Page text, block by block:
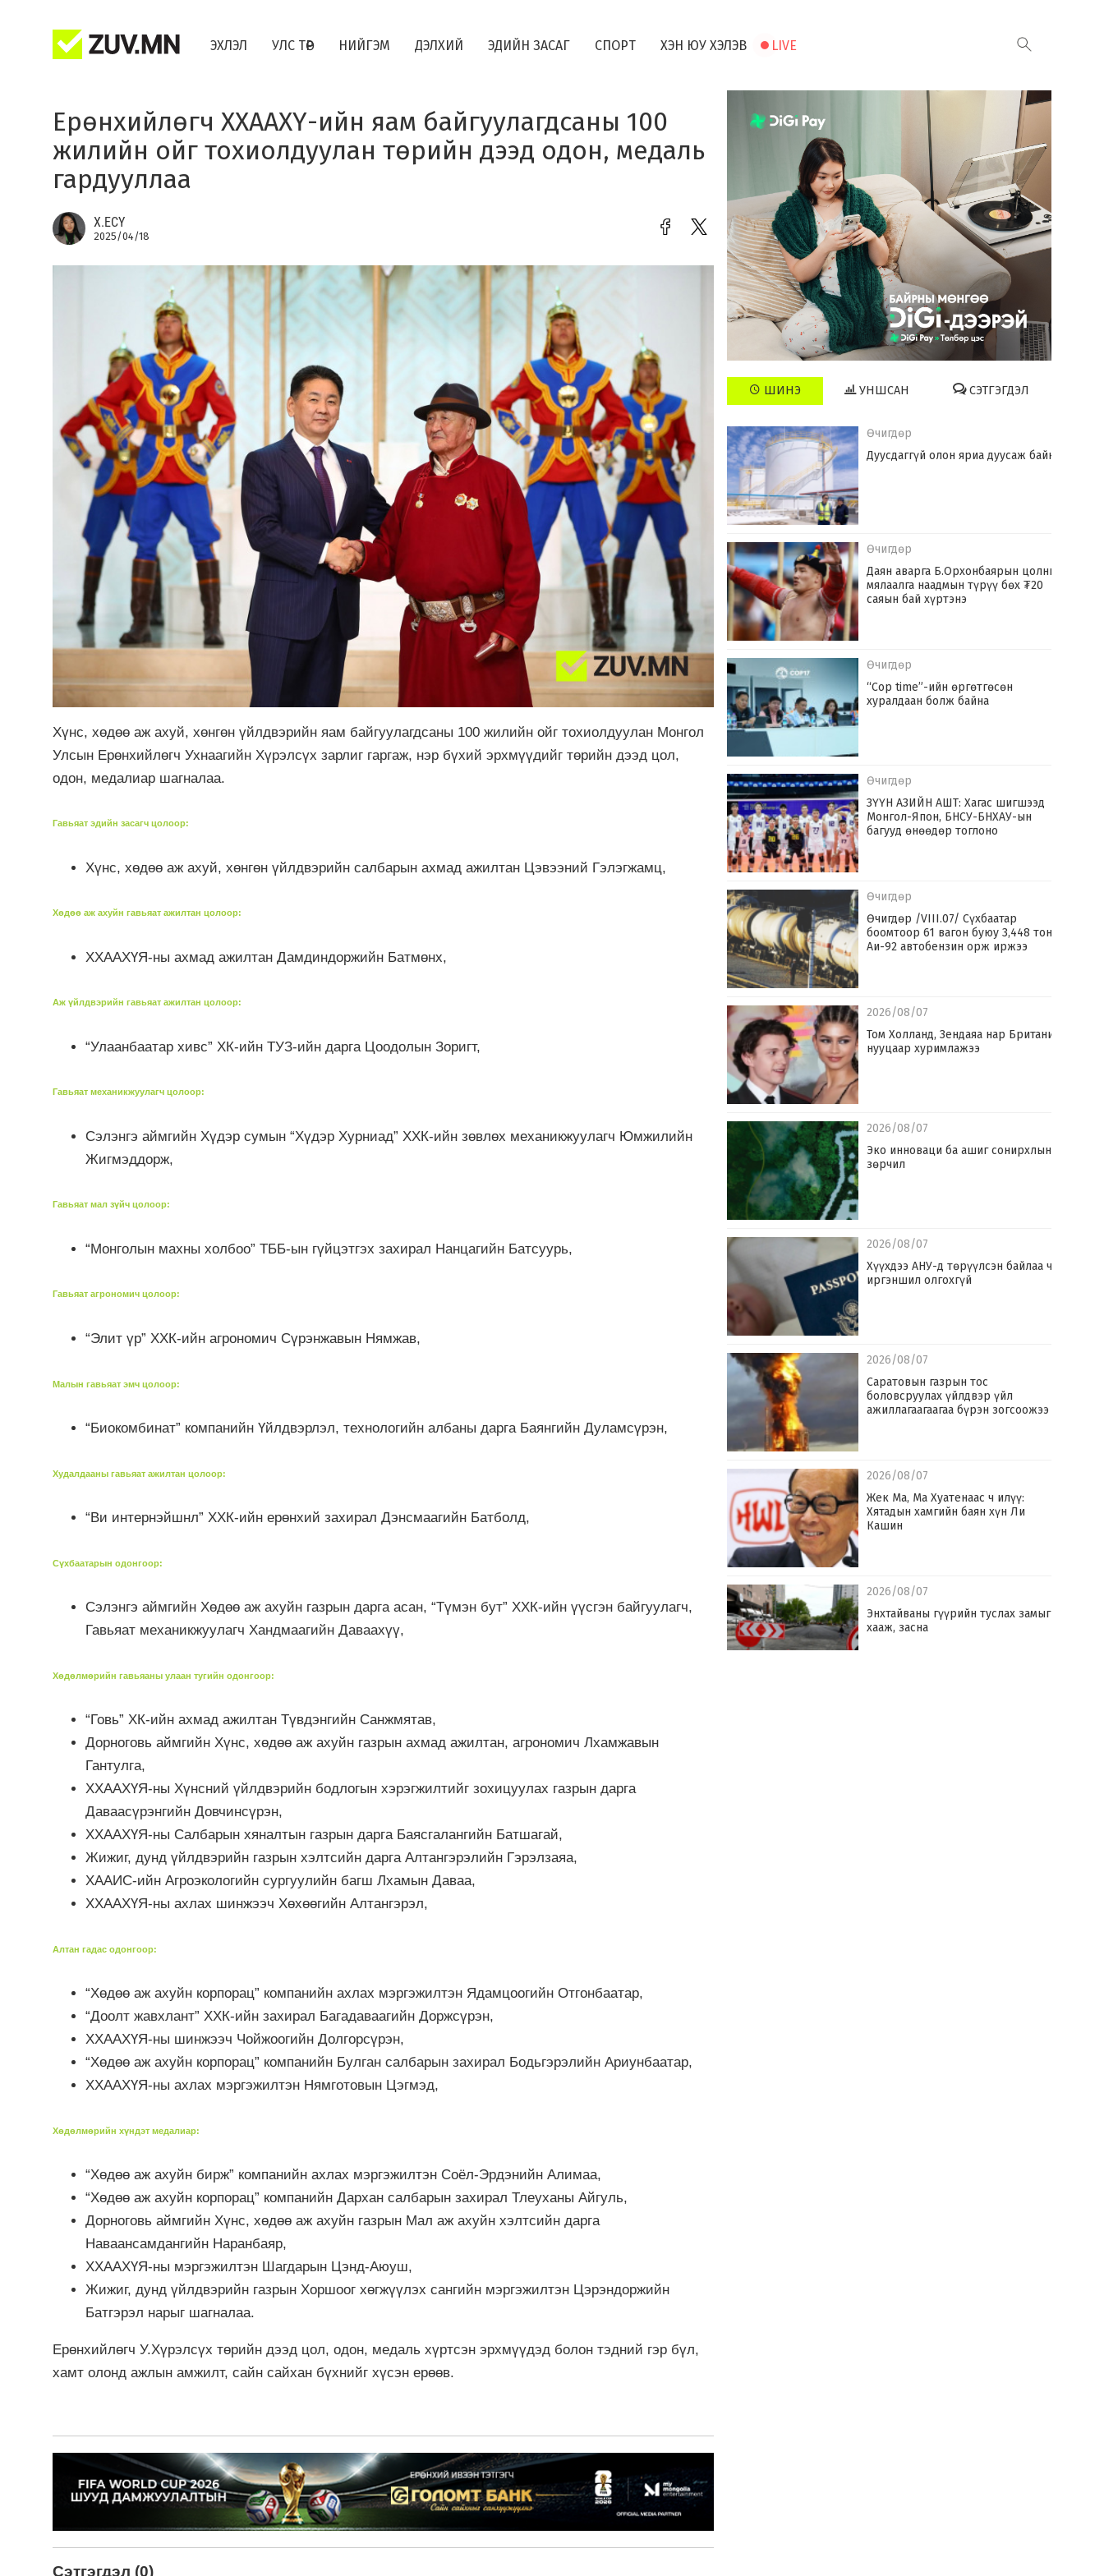
ЭХЛЭЛ УЛС ТӨР НИЙГЭМ ДЭЛХИЙ ЭДИЙН ЗАСАГ СПОРТ ХЭН ЮУ ХЭЛЭВ LIVE
Ерөнхийлөгч ХХААХҮ-ийн яам байгуулагдсаны 100
жилийн ойг тохиолдуулан төрийн дээд одон, медаль
гардууллаа
Х.ЕСҮ
2025/04/18
Хүнс, хөдөө аж ахуй, хөнгөн үйлдвэрийн яам байгуулагдсаны 100 жилийн ойг тохиолдуулан Монгол
Улсын Ерөнхийлөгч Ухнаагийн Хүрэлсүх зарлиг гаргаж, нэр бүхий эрхмүүдийг төрийн дээд цол,
одон, медалиар шагналаа.
Гавьяат эдийн засагч цолоор:
Хүнс, хөдөө аж ахуй, хөнгөн үйлдвэрийн салбарын ахмад ажилтан Цэвээний Гэлэгжамц,
Хөдөө аж ахуйн гавьяат ажилтан цолоор:
ХХААХҮЯ-ны ахмад ажилтан Дамдиндоржийн Батмөнх,
Аж үйлдвэрийн гавьяат ажилтан цолоор:
“Улаанбаатар хивс” ХК-ийн ТУЗ-ийн дарга Цоодолын Зоригт,
Гавьяат механикжуулагч цолоор:
Сэлэнгэ аймгийн Хүдэр сумын “Хүдэр Хурниад” ХХК-ийн зөвлөх механикжуулагч Юмжилийн
Жигмэддорж,
Гавьяат мал зүйч цолоор:
“Монголын махны холбоо” ТББ-ын гүйцэтгэх захирал Нанцагийн Батсуурь,
Гавьяат агрономич цолоор:
“Элит үр” ХХК-ийн агрономич Сүрэнжавын Нямжав,
Малын гавьяат эмч цолоор:
“Биокомбинат” компанийн Үйлдвэрлэл, технологийн албаны дарга Баянгийн Дуламсүрэн,
Худалдааны гавьяат ажилтан цолоор:
“Ви интернэйшнл” ХХК-ийн ерөнхий захирал Дэнсмаагийн Батболд,
Сүхбаатарын одонгоор:
Сэлэнгэ аймгийн Хөдөө аж ахуйн газрын дарга асан, “Түмэн бут” ХХК-ийн үүсгэн байгуулагч,
Гавьяат механикжуулагч Хандмаагийн Даваахүү,
Хөдөлмөрийн гавьяаны улаан тугийн одонгоор:
“Говь” ХК-ийн ахмад ажилтан Түвдэнгийн Санжмятав,
Дорноговь аймгийн Хүнс, хөдөө аж ахуйн газрын ахмад ажилтан, агрономич Лхамжавын
Гантулга,
ХХААХҮЯ-ны Хүнсний үйлдвэрийн бодлогын хэрэгжилтийг зохицуулах газрын дарга
Даваасүрэнгийн Довчинсүрэн,
ХХААХҮЯ-ны Салбарын хяналтын газрын дарга Баясгалангийн Батшагай,
Жижиг, дунд үйлдвэрийн газрын хэлтсийн дарга Алтангэрэлийн Гэрэлзаяа,
ХААИС-ийн Агроэкологийн сургуулийн багш Лхамын Даваа,
ХХААХҮЯ-ны ахлах шинжээч Хөхөөгийн Алтангэрэл,
Алтан гадас одонгоор:
“Хөдөө аж ахуйн корпорац” компанийн ахлах мэргэжилтэн Ядамцоогийн Отгонбаатар,
“Доолт жавхлант” ХХК-ийн захирал Багадаваагийн Доржсүрэн,
ХХААХҮЯ-ны шинжээч Чойжоогийн Долгорсүрэн,
“Хөдөө аж ахуйн корпорац” компанийн Булган салбарын захирал Бодьгэрэлийн Ариунбаатар,
ХХААХҮЯ-ны ахлах мэргэжилтэн Нямготовын Цэгмэд,
Хөдөлмөрийн хүндэт медалиар:
“Хөдөө аж ахуйн бирж” компанийн ахлах мэргэжилтэн Соёл-Эрдэнийн Алимаа,
“Хөдөө аж ахуйн корпорац” компанийн Дархан салбарын захирал Тлеуханы Айгуль,
Дорноговь аймгийн Хүнс, хөдөө аж ахуйн газрын Мал аж ахуйн хэлтсийн дарга
Наваансамдангийн Наранбаяр,
ХХААХҮЯ-ны мэргэжилтэн Шагдарын Цэнд-Аюуш,
Жижиг, дунд үйлдвэрийн газрын Хоршоог хөгжүүлэх сангийн мэргэжилтэн Цэрэндоржийн
Батгэрэл нарыг шагналаа.
Ерөнхийлөгч У.Хүрэлсүх төрийн дээд цол, одон, медаль хүртсэн эрхмүүдэд болон тэдний гэр бүл,
хамт олонд ажлын амжилт, сайн сайхан бүхнийг хүсэн ерөөв.
Сэтгэгдэл (0)
ШИНЭ УНШСАН СЭТГЭГДЭЛ
Өчигдөр
Дуусдаггүй олон яриа дуусаж байна
Өчигдөр
Даян аварга Б.Орхонбаярын цолны
мялаалга наадмын түрүү бөх ₮20
саяын бай хүртэнэ
Өчигдөр
“Cop time”-ийн өргөтгөсөн
хуралдаан болж байна
Өчигдөр
ЗҮҮН АЗИЙН АШТ: Хагас шигшээд
Монгол-Япон, БНСУ-БНХАУ-ын
багууд өнөөдөр тоглоно
Өчигдөр
Өчигдөр /VIII.07/ Сүхбаатар
боомтоор 61 вагон буюу 3,448 тонн
Аи-92 автобензин орж иржээ
2026/08/07
Том Холланд, Зендаяа нар Британид
нууцаар хуримлажээ
2026/08/07
Эко инноваци ба ашиг сонирхлын
зөрчил
2026/08/07
Хүүхдээ АНУ-д төрүүлсэн байлаа ч
иргэншил олгохгүй
2026/08/07
Саратовын газрын тос
боловсруулах үйлдвэр үйл
ажиллагаагаагаа бүрэн зогсоожээ
2026/08/07
Жек Ма, Ма Хуатенаас ч илүү:
Хятадын хамгийн баян хүн Ли
Кашин
2026/08/07
Энхтайваны гүүрийн туслах замыг
хааж, засна